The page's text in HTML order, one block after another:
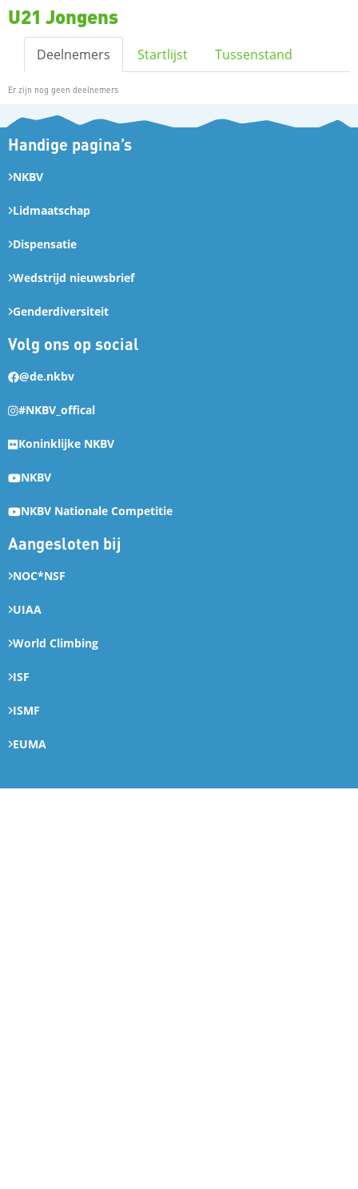
U21 Jongens
Deelnemers Startlijst Tussenstand
Er zijn nog geen deelnemers
Handige pagina’s
NKBV
Lidmaatschap
Dispensatie
Wedstrijd nieuwsbrief
Genderdiversiteit
Volg ons op social
@de.nkbv
#NKBV_offical
Koninklijke NKBV
NKBV
NKBV Nationale Competitie
Aangesloten bij
NOC*NSF
UIAA
World Climbing
ISF
ISMF
EUMA